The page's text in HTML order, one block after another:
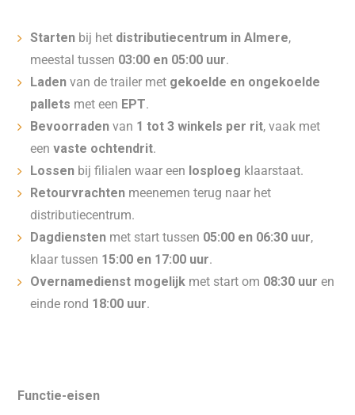
Starten bij het distributiecentrum in Almere,
meestal tussen 03:00 en 05:00 uur.
Laden van de trailer met gekoelde en ongekoelde
pallets met een EPT.
Bevoorraden van 1 tot 3 winkels per rit, vaak met
eenvaste ochtendrit.
Lossen bij filialen waar een losploeg klaarstaat.
Retourvrachten meenemen terug naar het
distributiecentrum.
Dagdiensten met start tussen 05:00 en 06:30 uur,
klaar tussen 15:00 en 17:00 uur.
Overnamedienst mogelijk met start om 08:30 uur en
einde rond 18:00 uur.
Functie-eisen